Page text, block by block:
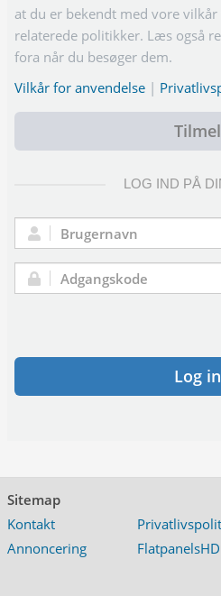
at du er bekendt med vore
relaterede politikker. Læs også
fora når du besøger dem.
Vilkår for anvendelse |
LOG IND PÅ
Brugernavn:
Adgangskode:
Log
Sitemap
Kontakt
Annoncering
FlatpanelsHD